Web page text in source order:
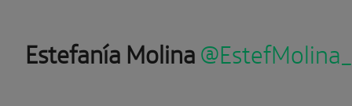
Estefanía Molina@EstefMolina_